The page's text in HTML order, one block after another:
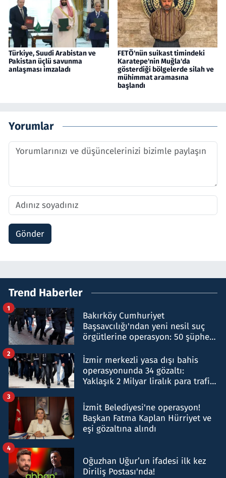
Türkiye, Suudi Arabistan ve
Pakistan üçlü savunma
anlaşması imzaladı
FETÖ'nün suikast timindeki
Karatepe'nin Muğla'da
gösterdiği bölgelerde silah ve
mühimmat aramasına
başlandı
Yorumlar
Gönder
Trend Haberler
Bakırköy Cumhuriyet
Başsavcılığı'ndan yeni nesil suç
örgütlerine operasyon: 50 şüpheli
1
İzmir merkezli yasa dışı bahis
operasyonunda 34 gözaltı:
Yaklaşık 2 Milyar liralık para trafiği
2
İzmit Belediyesi'ne operasyon!
Başkan Fatma Kaplan Hürriyet ve
eşi gözaltına alındı
3
Oğuzhan Uğur’un ifadesi ilk kez
Diriliş Postası'nda!
4